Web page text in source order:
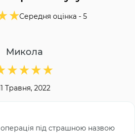
Середня оцінка - 5
Микола
Травня, 2022
під страшною назвою